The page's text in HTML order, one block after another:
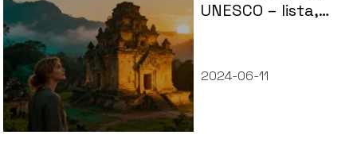
UNESCO – lista,
2024-06-11